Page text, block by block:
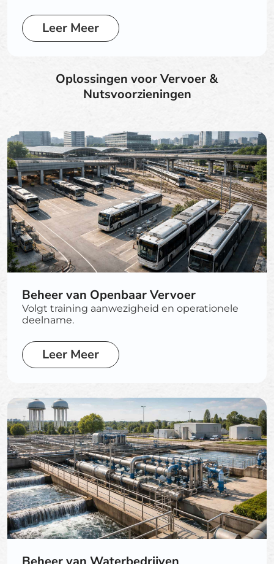
Leer Meer
Oplossingen voor Vervoer &
Nutsvoorzieningen
Beheer van Openbaar Vervoer
Volgt training aanwezigheid en operationele
deelname.
Leer Meer